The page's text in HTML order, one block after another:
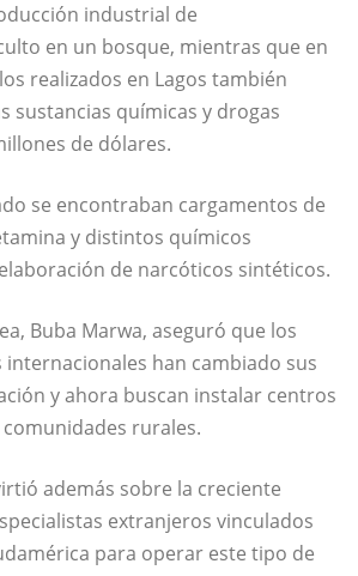
industrial de
en un bosque, mientras que en
realizados en Lagos también
sustancias químicas y drogas
de dólares.
se encontraban cargamentos de
y distintos químicos
de narcóticos sintéticos.
Buba Marwa, aseguró que los
han cambiado sus
y ahora buscan instalar centros
rurales.
además sobre la creciente
extranjeros vinculados
para operar este tipo de